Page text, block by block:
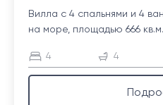
Вилла с 4 спальнями и 4
на море, площадью 666
4 4